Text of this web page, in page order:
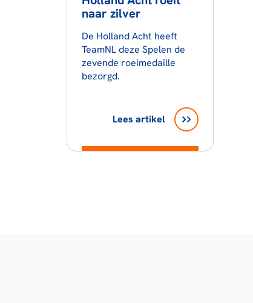
naar zilver
De Holland Acht heeft
TeamNL deze Spelen de
zevende roeimedaille
bezorgd.
Lees artikel